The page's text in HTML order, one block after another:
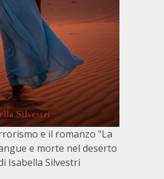
e il romanzo "La
e morte nel deserto
Isabella Silvestri